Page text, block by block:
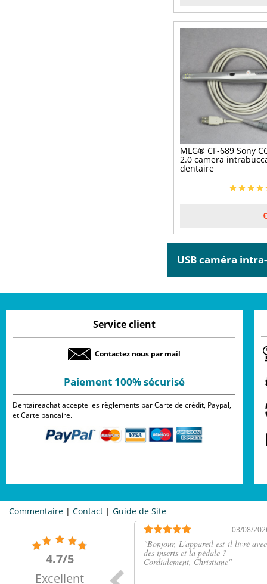
MLG® CF-689 Sony
2.0 camera
dentaire
USB caméra
Service client
Contactez nous par mail
Paiement 100% sécurisé
Dentaireachat accepte les règlements par Carte de crédit, Paypal,
et Carte bancaire.
Commentaire | Contact | Guide de Site
4.7/5
Excellent
03/08/
"Bonjour, L'appareil est-il livré avec
des inserts et la pédale ?
Cordialement, Christiane"